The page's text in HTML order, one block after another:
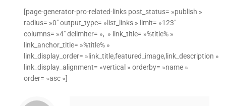
[page-generator-pro-related-links post_status= »publish »
radius= »0″ output_type= »list_links » limit= »123″
columns= »4″ delimiter= », » link_title= »%title% »
link_anchor_title= »%title% »
link_display_order= »link_title,featured_image,link_description »
link_display_alignment= »vertical » orderby= »name »
order= »asc »]